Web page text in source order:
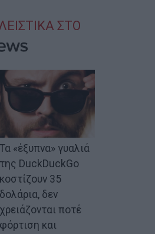
ΣΤΟ
Τα «έξυπνα» γυαλιά
της DuckDuckGo
κοστίζουν 35
δολάρια, δεν
χρειάζονται ποτέ
φόρτιση και